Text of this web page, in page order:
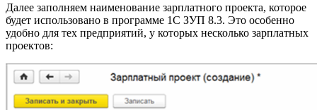
Далее заполняем наименование зарплатного проекта, которое
будет использовано в программе 1С ЗУП 8.3. Это особенно
удобно для тех предприятий, у которых несколько зарплатных
проектов: